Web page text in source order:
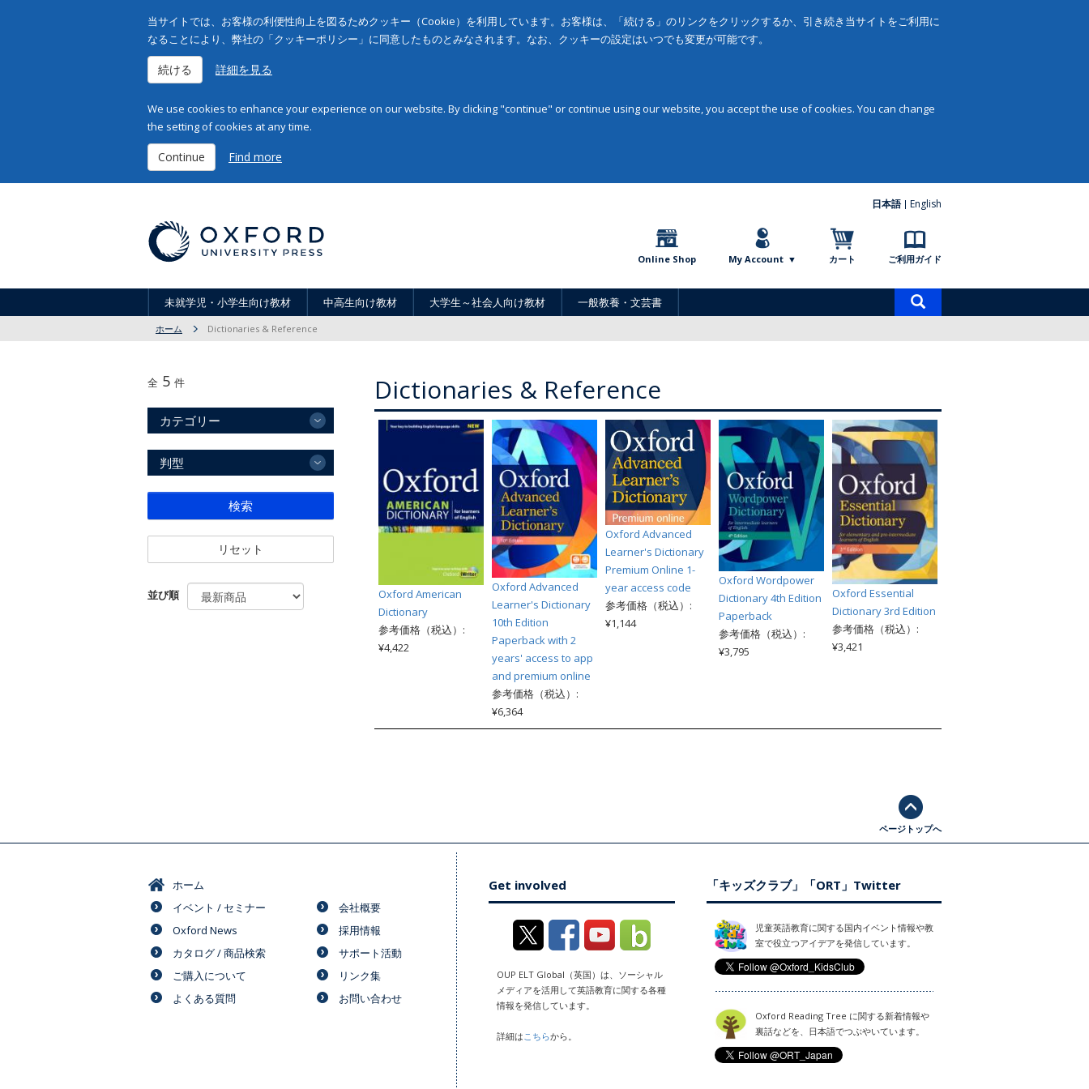
当サイトでは、お客様の利便性向上を図るためクッキー（Cookie）を利用しています。お客様は、「続ける」のリンクをクリックするか、引き続き当サイトをご利用に
なることにより、弊社の「クッキーポリシー」に同意したものとみなされます。なお、クッキーの設定はいつでも変更が可能です。
続ける 詳細を見る
We use cookies to enhance your experience on our website. By clicking "continue" or continue using our website, you accept the use of cookies. You can change
the setting of cookies at any time.
Continue Find more
日本語 English
Online Shop My Account カート ご利用ガイド
未就学児・小学生向け教材 中高生向け教材 大学生～社会人向け教材 一般教養・文芸書
ホーム Dictionaries & Reference
Dictionaries & Reference
Oxford American
Dictionary
参考価格（税込）:
¥4,422
Oxford Advanced
Learner's Dictionary
10th Edition
Paperback with 2
years' access to app
and premium online
参考価格（税込）:
¥6,364
Oxford Advanced
Learner's Dictionary
Premium Online 1-
year access code
参考価格（税込）:
¥1,144
Oxford Wordpower
Dictionary 4th Edition
Paperback
参考価格（税込）:
¥3,795
Oxford Essential
Dictionary 3rd Edition
参考価格（税込）:
¥3,421
全 5 件
カテゴリー
判型
検索
リセット
並び順
ページトップへ
ホーム
イベント / セミナー
Oxford News
カタログ / 商品検索
ご購入について
よくある質問
会社概要
採用情報
サポート活動
リンク集
お問い合わせ
Get involved
OUP ELT Global（英国）は、ソーシャル
メディアを活用して英語教育に関する各種
情報を発信しています。
詳細は こちらから。
「キッズクラブ」「ORT」Twitter
児童英語教育に関する国内イベント情報や教
室で役立つアイデアを発信しています。
Oxford Reading Tree に関する新着情報や
裏話などを、日本語でつぶやいています。